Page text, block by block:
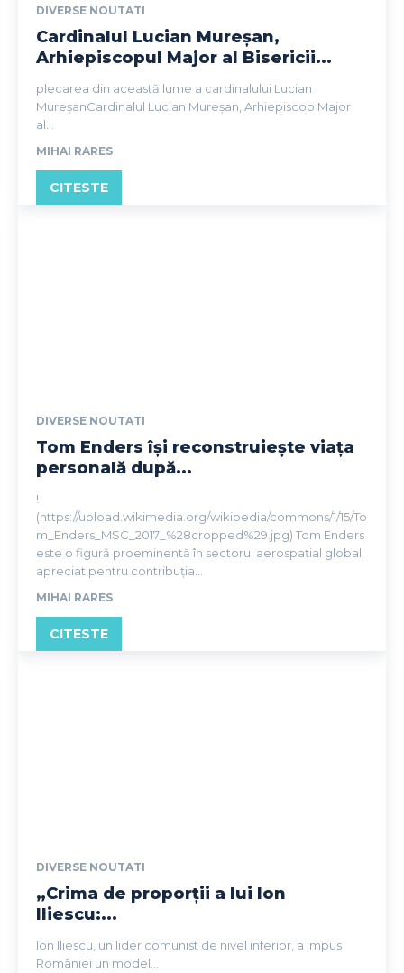
DIVERSE NOUTATI
Cardinalul Lucian Mureşan,
Arhiepiscopul Major al Bisericii...
plecarea din această lume a cardinalului Lucian
MureșanCardinalul Lucian Mureșan, Arhiepiscop Major
al...
MIHAI RARES
CITESTE
DIVERSE NOUTATI
Tom Enders își reconstruiește viața
personală după...
!
(https://upload.wikimedia.org/wikipedia/commons/1/15/To
m_Enders_MSC_2017_%28cropped%29.jpg) Tom Enders
este o figură proeminentă în sectorul aerospațial global,
apreciat pentru contribuția...
MIHAI RARES
CITESTE
DIVERSE NOUTATI
„Crima de proporții a lui Ion
Iliescu:...
Ion Iliescu, un lider comunist de nivel inferior, a impus
României un model...